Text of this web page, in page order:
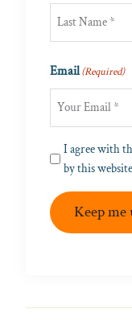
First
Email(Required)
Privacy(Required)
I agree with
by this
Keep me